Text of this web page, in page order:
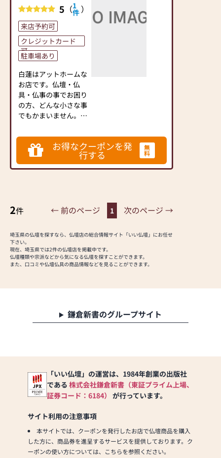
5 （1
件 ）
来店予約可
クレジットカード
可
駐車場あり
白蓮はアットホームな
お店です。仏壇・仏
具・仏事の事でお困り
の方、どんな小さな事
でもかまいません。お
さい。
お得なクーポンを発
行する
無
料
2件 ← 前のページ 1 次のページ →
埼玉県の仏壇を探すなら、仏壇店の総合情報サイト「いい仏壇」にお任せ
下さい。
現在、埼玉県では2件の仏壇店を掲載中です。
仏壇種類や宗派などから気になる仏壇を探すことができます。
また、口コミや仏壇仏具の商品情報などを見ることができます。
鎌倉新書のグループサイト
「いい仏壇」の運営は、1984年創業の出版社
である 株式会社鎌倉新書（東証プライム上場、
証券コード：6184） が行っています。
サイト利用の注意事項
本サイトでは、クーポンを発行したお店で仏壇商品を購入
した方に、商品券を進呈するサービスを提供しております。ク
ーポンの使い方については、こちらを参照ください。